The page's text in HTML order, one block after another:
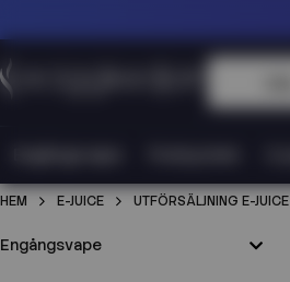
HEM E-JUICE UTFÖRSÄLJNING E-JUICE
Engångsvape